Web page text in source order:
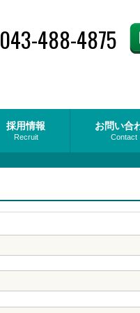
043-488-4875
採用情報
Recruit
お問い合
Contact